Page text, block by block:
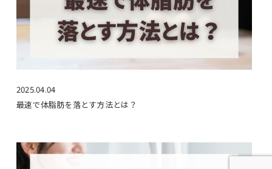
2025.04.04
最速で体脂肪を落とす方法とは？